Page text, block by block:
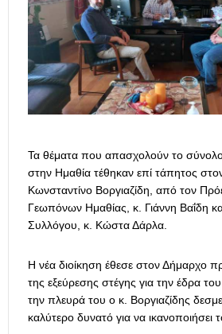
Τα θέματα που απασχολούν το
στην Ημαθία τέθηκαν επί τάπητος
Κωνσταντίνο Βοργιαζίδη, από τον
Γεωπόνων Ημαθίας, κ. Γιάννη Βαΐδη
Συλλόγου, κ. Κώστα Δάρλα.
Η νέα διοίκηση έθεσε στον Δήμαρχο
της εξεύρεσης στέγης για την έδρα
την πλευρά του ο κ. Βοργιαζίδης
καλύτερο δυνατό για να ικανοποιήσει